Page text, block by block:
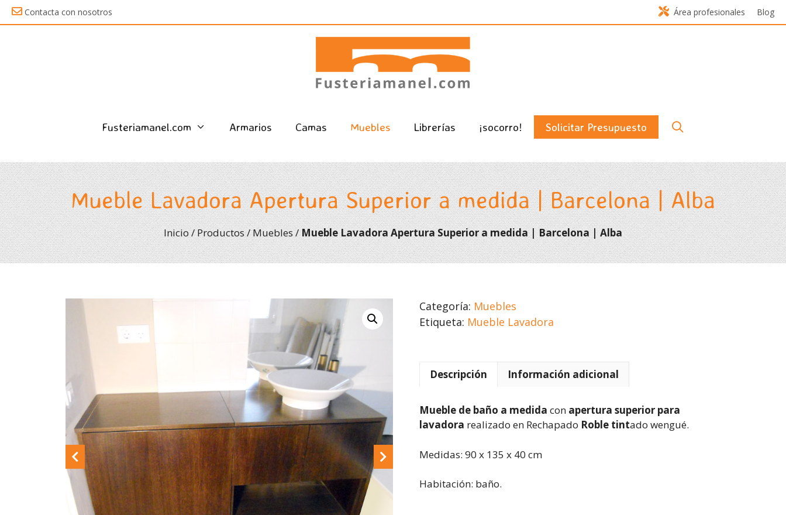
Saltar
al
Contacta con nosotros Área profesionales Blog
Fusteriamanel.com Armarios Camas Muebles Librerías ¡socorro! Solicitar Presupuesto
Mueble Lavadora Apertura Superior a medida | Barcelona | Alba
Inicio/Productos/Muebles/Mueble Lavadora Apertura Superior a medida | Barcelona | Alba
Categoría: Muebles
Etiqueta: Mueble Lavadora
Descripción Información adicional
Mueble de baño a medida con apertura superior para
lavadora realizado en Rechapado Roble tintado wengué.
Medidas: 90 x 135 x 40 cm
Habitación: baño.